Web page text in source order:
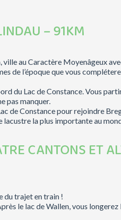
– 91KM
au Caractère Moyenâgeux
de l’époque que vous
du Lac de Constance. Vous
pas manquer.
de Constance pour rejoindre
lacustre la plus importante au
CANTONS ET
du trajet en train !
le lac de Wallen, vous